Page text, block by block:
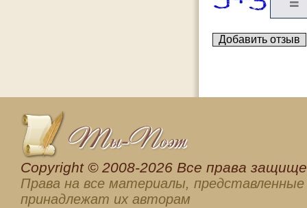
Сopyright © 2008-2026 Все права
Права на все материалы, представленные
принадлежат их авторам